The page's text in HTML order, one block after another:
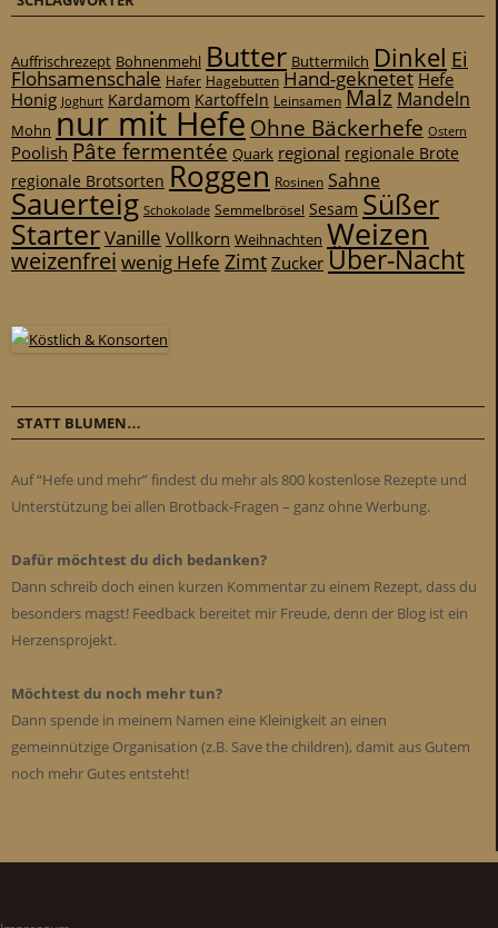
Auffrischrezept Bohnenmehl Butter Buttermilch Dinkel Ei
Flohsamenschale Hafer Hagebutten Hand-geknetet Hefe
Honig Joghurt Kardamom Kartoffeln Leinsamen Malz Mandeln
Mohn nur mit Hefe Ohne Bäckerhefe Ostern
Poolish Pâte fermentée Quark regional regionale Brote
regionale Brotsorten Roggen Rosinen Sahne
Sauerteig Schokolade Semmelbrösel Sesam Süßer
StarterVanille Vollkorn Weihnachten Weizen
weizenfrei wenig Hefe ZimtZuckerÜber-Nacht
STATT BLUMEN…
Auf “Hefe und mehr” findest du mehr als 800 kostenlose Rezepte und
Unterstützung bei allen Brotback-Fragen – ganz ohne Werbung.
Dafür möchtest du dich bedanken?
Dann schreib doch einen kurzen Kommentar zu einem Rezept, dass du
besonders magst! Feedback bereitet mir Freude, denn der Blog ist ein
Herzensprojekt.
Möchtest du noch mehr tun?
Dann spende in meinem Namen eine Kleinigkeit an einen
gemeinnützige Organisation (z.B. Save the children), damit aus Gutem
noch mehr Gutes entsteht!